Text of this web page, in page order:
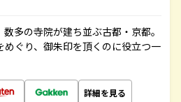
多の寺院が建ち並ぶ古都・京都。
ぐり、御朱印を頂くのに役立つ一
詳細を見る